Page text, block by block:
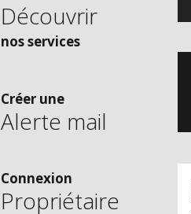
Découvrir
nos services
Créer une
Alerte mail
Connexion
Propriétaire